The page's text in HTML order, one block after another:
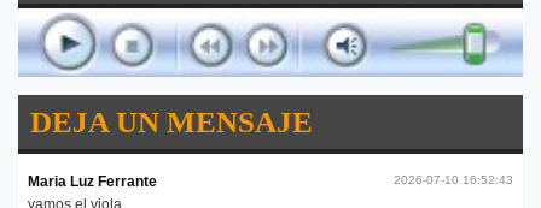
DEJA UN MENSAJE